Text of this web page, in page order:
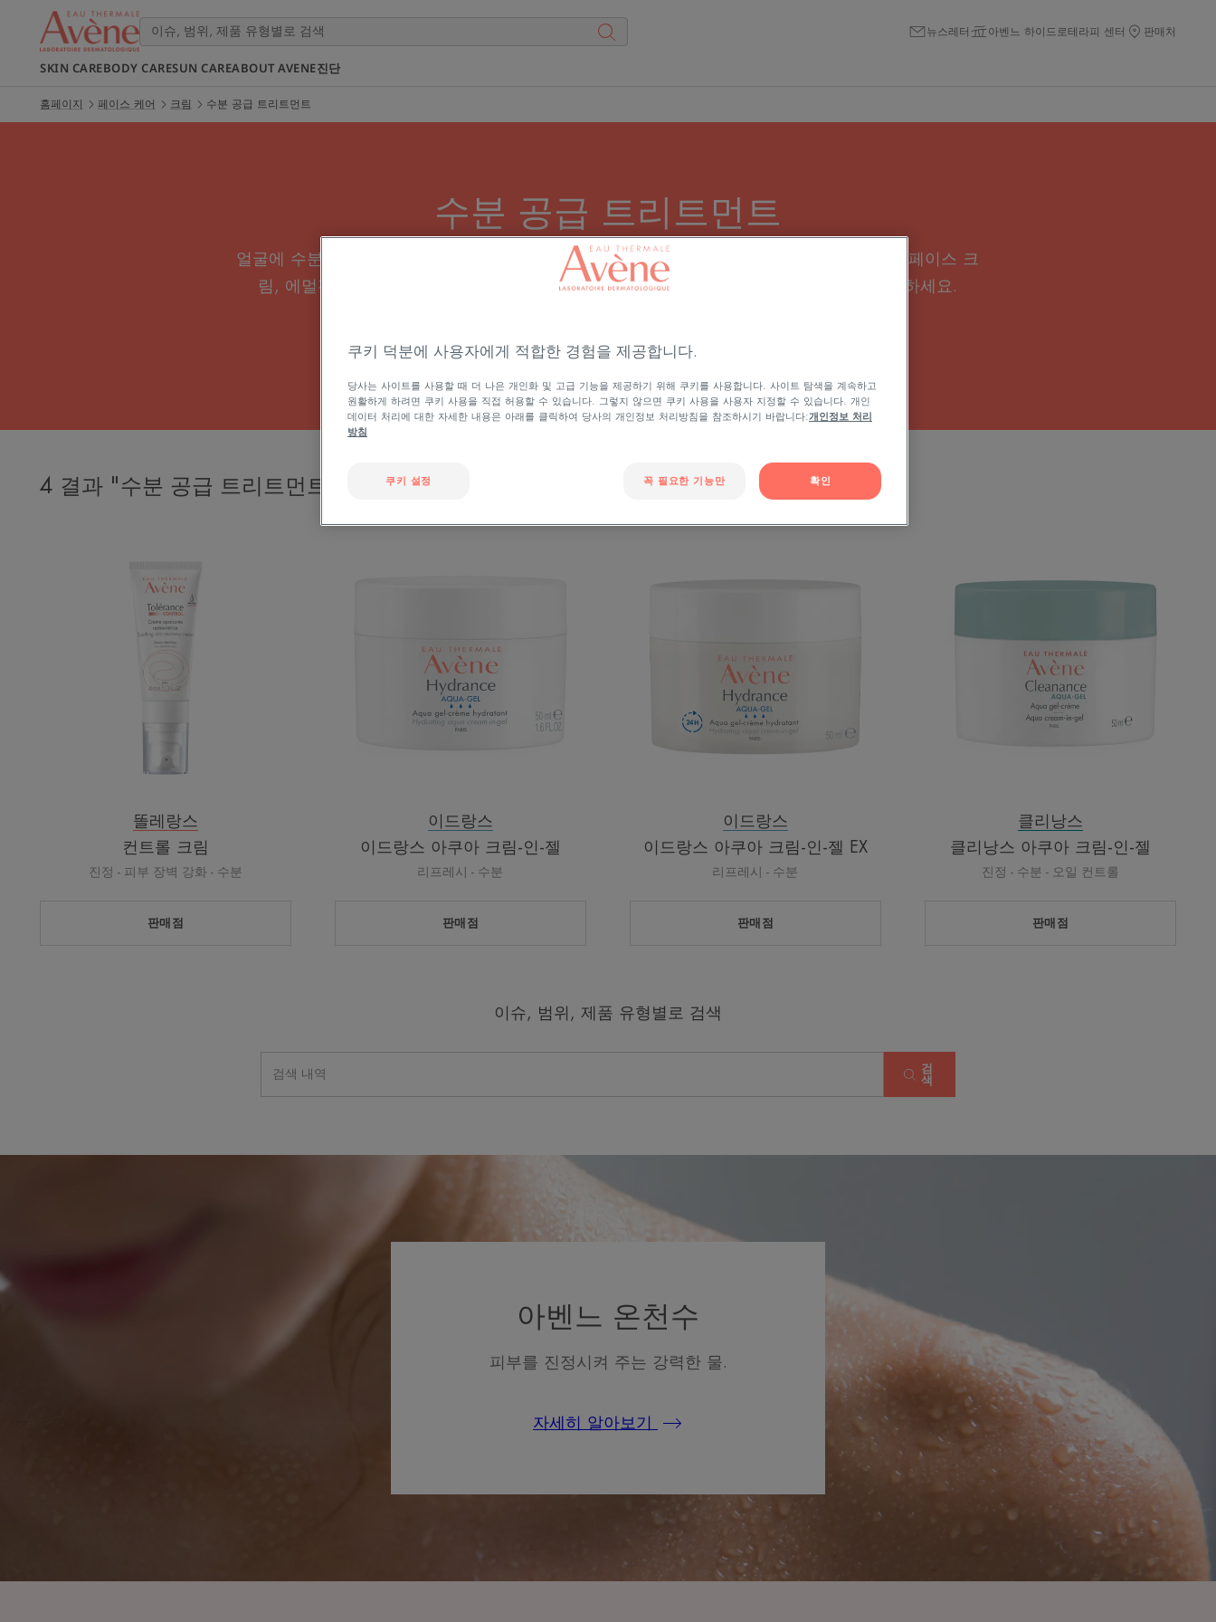
뉴스레터 아벤느 하이드로테라피 센터 판매처
SKIN CAREBODY CARESUN CAREABOUT AVENE진단
홈페이지 페이스 케어 크림 수분 공급 트리트먼트
수분 공급 트리트먼트
얼굴에 수분을 유지하면 빛나고 아름다운 피부결로 가꿀 수 있습니다. 세럼, 모이스처라이징 페이스 크
림, 에멀전에 상관없이 계속해서 수분을 공급하는 제공하는 수분 공급 트리트먼트를 선택하세요.
4 결과 "수분 공급 트리트먼트"
롤
크
림
똘레랑스
컨트롤 크림
진정 - 피부 장벽 강화 - 수분
판매점
쿠
아
크
림-
이드랑스
이드랑스 아쿠아 크림-인-젤
리프레시 - 수분
판매점
쿠
아
크
림-
인-
이드랑스
이드랑스 아쿠아 크림-인-젤 EX
리프레시 - 수분
판매점
쿠
아
크
림-
클리낭스
클리낭스 아쿠아 크림-인-젤
진정 - 수분 - 오일 컨트롤
판매점
이슈, 범위, 제품 유형별로 검색
검
색
아벤느 온천수
피부를 진정시켜 주는 강력한 물.
자세히 알아보기
쿠키 덕분에 사용자에게 적합한 경험을 제공합니다.
당사는 사이트를 사용할 때 더 나은 개인화 및 고급 기능을 제공하기 위해 쿠키를 사용합니다. 사이트 탐색을 계속하고
원활하게 하려면 쿠키 사용을 직접 허용할 수 있습니다. 그렇지 않으면 쿠키 사용을 사용자 지정할 수 있습니다. 개인
데이터 처리에 대한 자세한 내용은 아래를 클릭하여 당사의 개인정보 처리방침을 참조하시기 바랍니다:개인정보 처리
방침
쿠키 설정 꼭 필요한 기능만 확인